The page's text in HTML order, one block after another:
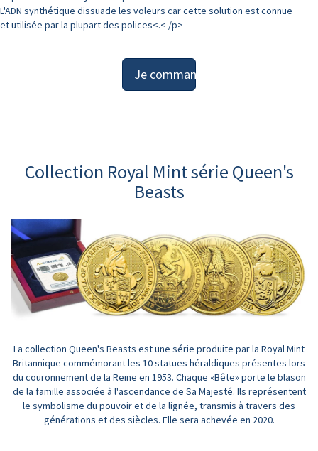
L'ADN synthétique dissuade les voleurs car cette solution est connue
et utilisée par la plupart des polices<.< /p>
Je commande
Collection Royal Mint série Queen's
Beasts
La collection Queen's Beasts est une série produite par la Royal Mint
Britannique commémorant les 10 statues héraldiques présentes lors
du couronnement de la Reine en 1953. Chaque «Bête» porte le blason
de la famille associée à l'ascendance de Sa Majesté. Ils représentent
le symbolisme du pouvoir et de la lignée, transmis à travers des
générations et des siècles. Elle sera achevée en 2020.